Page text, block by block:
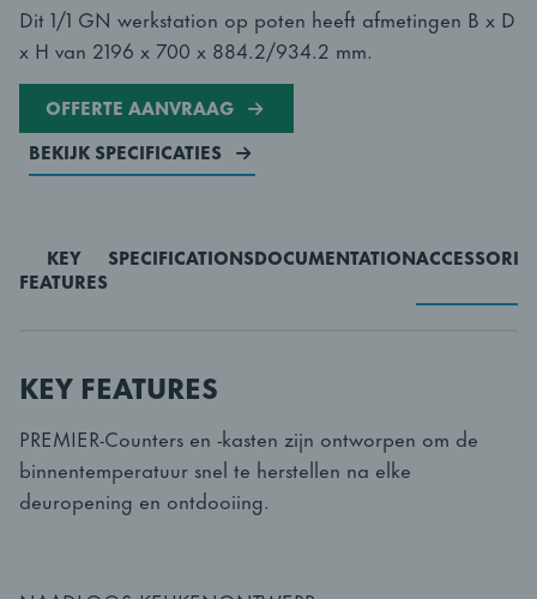
Dit 1/1 GN werkstation op poten heeft afmetingen B x D
x H van 2196 x 700 x 884.2/934.2 mm.
OFFERTE AANVRAAG
BEKIJK SPECIFICATIES
KEY
FEATURES
SPECIFICATIONSDOCUMENTATION
KEY FEATURES
PREMIER-Counters en -kasten zijn ontworpen om de
binnentemperatuur snel te herstellen na elke
deuropening en ontdooiing.